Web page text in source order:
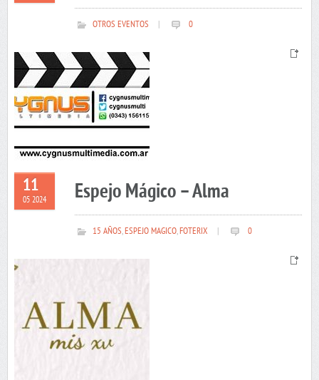
OTROS EVENTOS 0
11
05 2024 Espejo Mágico – Alma
15 AÑOS,ESPEJO MAGICO,FOTERIX 0